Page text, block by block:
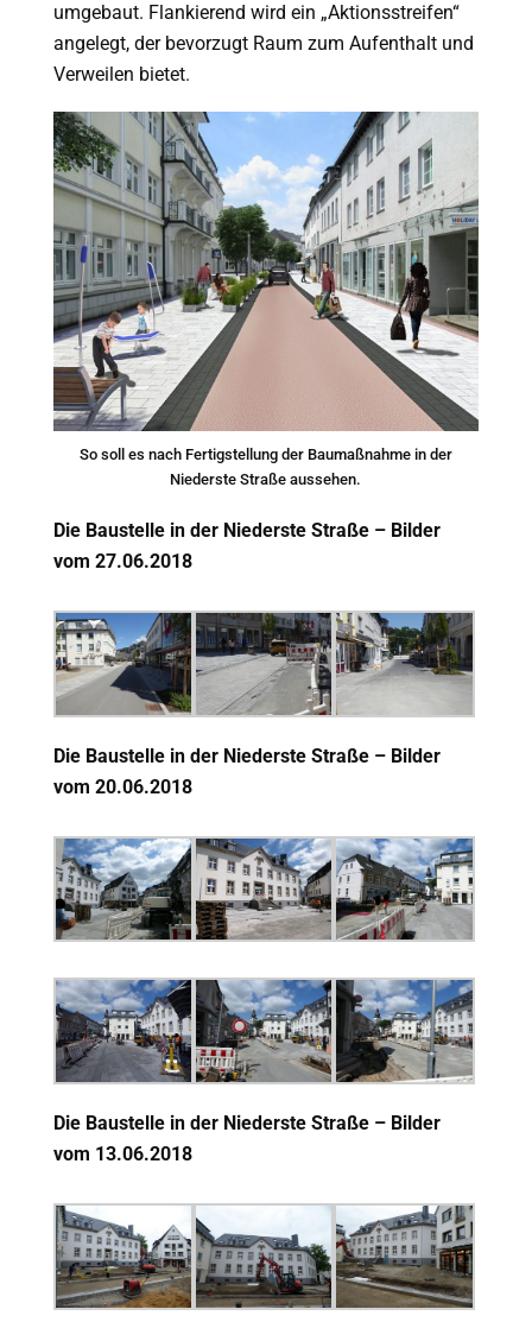
umgebaut. Flankierend wird ein „Aktionsstreifen“
angelegt, der bevorzugt Raum zum Aufenthalt und
Verweilen bietet.
So soll es nach Fertigstellung der Baumaßnahme in der
Niederste Straße aussehen.
Die Baustelle in der Niederste Straße – Bilder
vom 27.06.2018
Die Baustelle in der Niederste Straße – Bilder
vom 20.06.2018
Die Baustelle in der Niederste Straße – Bilder
vom 13.06.2018